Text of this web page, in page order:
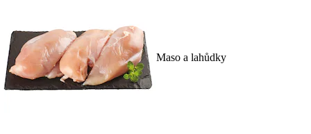
Maso a lahůdky